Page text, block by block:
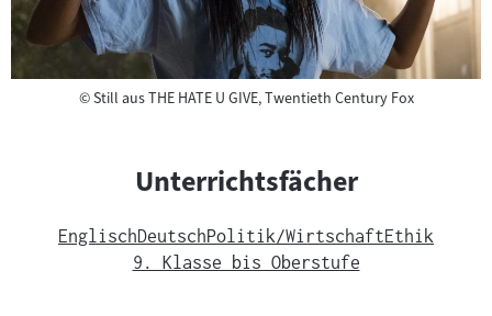
©Copyright
Still aus THE HATE U GIVE, Twentieth Century Fox
Unterrichtsfächer
EnglischDeutschPolitik/WirtschaftEthik
9. Klasse bis Oberstufe